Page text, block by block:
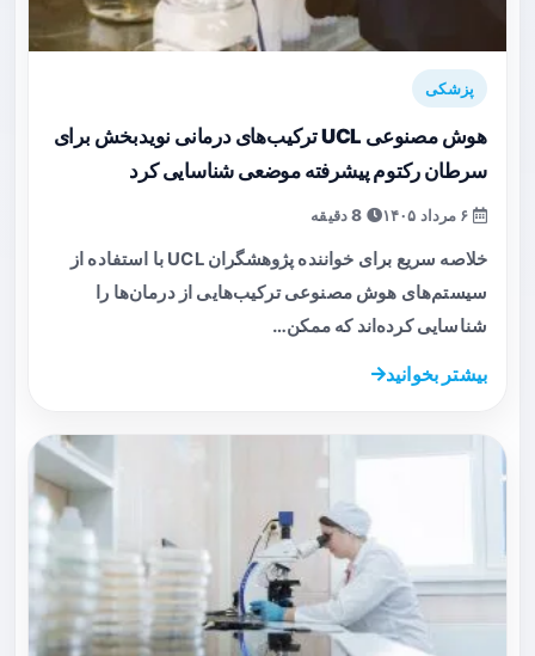
پزشکی
هوش مصنوعی UCL ترکیب‌های درمانی نویدبخش برای
سرطان رکتوم پیشرفته موضعی شناسایی کرد
خلاصه سریع برای خواننده پژوهشگران UCL با استفاده از
سیستم‌های هوش مصنوعی ترکیب‌هایی از درمان‌ها را
شناسایی کرده‌اند که ممکن…
بیشتر بخوانید